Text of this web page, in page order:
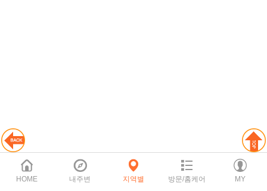
HOME 내주변 지역별 방문/홈케어 MY